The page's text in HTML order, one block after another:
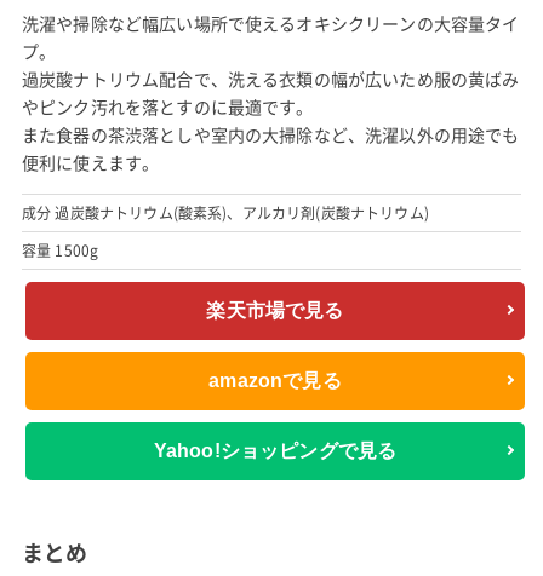
洗濯や掃除など幅広い場所で使えるオキシクリーンの大容量タイ
プ。
過炭酸ナトリウム配合で、洗える衣類の幅が広いため服の黄ばみ
やピンク汚れを落とすのに最適です。
また食器の茶渋落としや室内の大掃除など、洗濯以外の用途でも
便利に使えます。
成分 過炭酸ナトリウム(酸素系)、アルカリ剤(炭酸ナトリウム)
容量 1500g
楽天市場で見る
amazonで見る
Yahoo!ショッピングで見る
まとめ